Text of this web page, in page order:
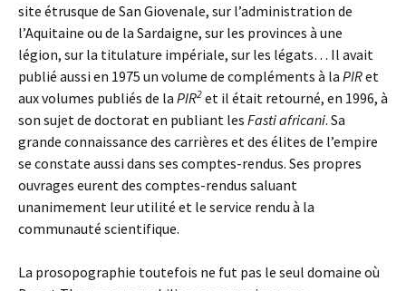
site étrusque de San Giovenale, sur l’administration de
l’Aquitaine ou de la Sardaigne, sur les provinces à une
légion, sur la titulature impériale, sur les légats… Il avait
publié aussi en 1975 un volume de compléments à la PIRet
aux volumes publiés de la PIR2 et il était retourné, en 1996, à
son sujet de doctorat en publiant les Fasti africani. Sa
grande connaissance des carrières et des élites de l’empire
se constate aussi dans ses comptes-rendus. Ses propres
ouvrages eurent des comptes-rendus saluant
unanimement leur utilité et le service rendu à la
communauté scientifique.
La prosopographie toutefois ne fut pas le seul domaine où